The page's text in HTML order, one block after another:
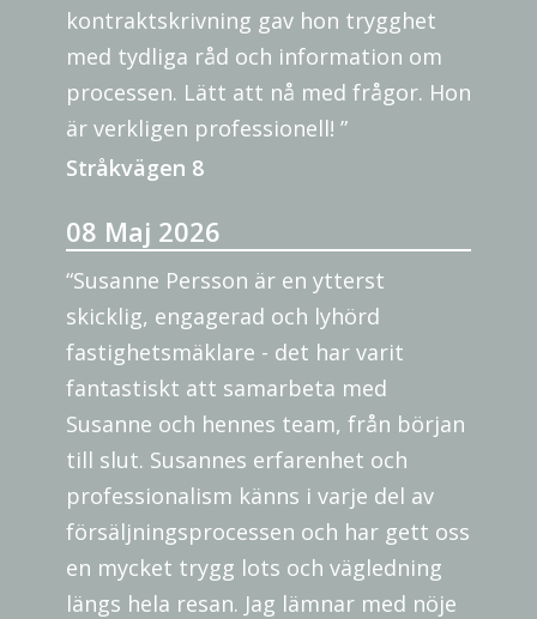
kontraktskrivning gav hon trygghet
med tydliga råd och information om
processen. Lätt att nå med frågor. Hon
är verkligen professionell! ”
Stråkvägen 8
08 Maj 2026
“Susanne Persson är en ytterst
skicklig, engagerad och lyhörd
fastighetsmäklare - det har varit
fantastiskt att samarbeta med
Susanne och hennes team, från början
till slut. Susannes erfarenhet och
professionalism känns i varje del av
försäljningsprocessen och har gett oss
en mycket trygg lots och vägledning
längs hela resan. Jag lämnar med nöje